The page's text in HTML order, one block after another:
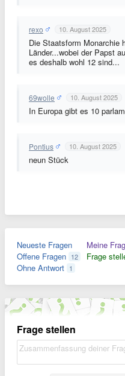
rexo 10. August 2025
Die Staatsform Monarchie
Länder...wobei der Papst
es deshalb wohl 12 sind...
69wolle 10. August 2025
In Europa gibt es 10
Pontius 10. August 2025
neun Stück
Neueste Fragen
Offene Fragen 12
Ohne Antwort 1
Meine
Frage
Frage stellen